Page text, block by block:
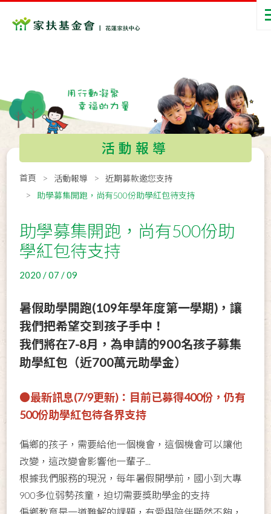
活動報導
首頁 活動報導
近期募款邀您支持
助學募集開跑，尚有500份助學紅包待支持
助學募集開跑，尚有500份助
學紅包待支持
2020 / 07 / 09
暑假助學開跑(109年學年度第一學期)，讓
我們把希望交到孩子手中！
我們將在7-8月，為申請的900名孩子募集
助學紅包（近700萬元助學金）
●最新訊息(7/9更新)：目前已募得400份，仍有
500份助學紅包待各界支持
偏鄉的孩子，需要給他一個機會，這個機會可以讓他
改變，這改變會影響他一輩子...
根據我們服務的現況，每年暑假開學前，國小到大專
900多位弱勢孩童，迫切需要獎助學金的支持
偏鄉教育是一道難解的課題，有愛與陪伴顯然不夠，